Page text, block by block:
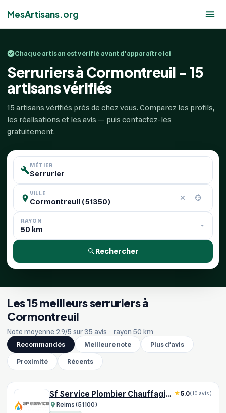
MesArtisans.org
Chaque artisan est vérifié avant d'apparaître ici
Serruriers à Cormontreuil - 15
artisans vérifiés
15 artisans vérifiés près de chez vous. Comparez les profils,
les réalisations et les avis — puis contactez-les
gratuitement.
MÉTIER
VILLE
RAYON
Rechercher
Les 15 meilleurs serruriers à
Cormontreuil
Note moyenne 2.9/5 sur 35 avis · rayon 50 km
Recommandés
Meilleure note Plus d'avis
Proximité Récents
Sf Service Plombier Chauffagiste
Reims (51100)
5.0(10 avis)